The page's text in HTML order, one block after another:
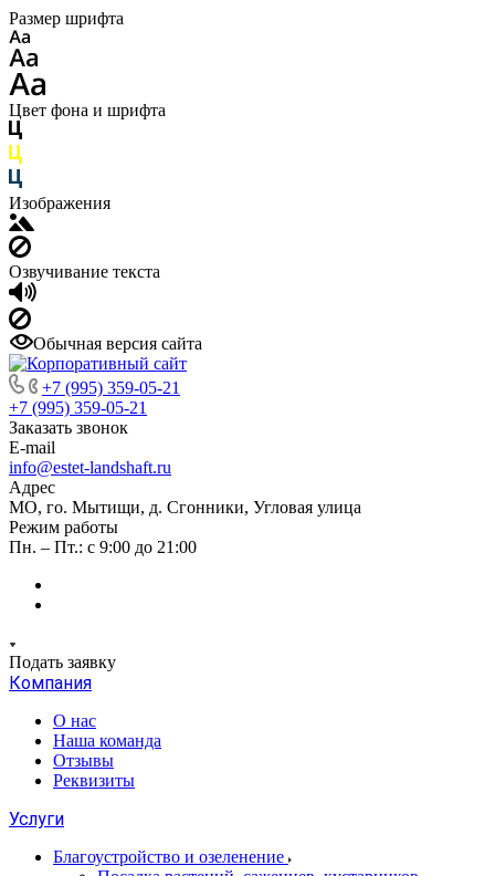
Размер шрифта
Цвет фона и шрифта
Изображения
Озвучивание текста
Обычная версия сайта
+7 (995) 359-05-21
+7 (995) 359-05-21
Заказать звонок
E-mail
info@estet-landshaft.ru
Адрес
МО, го. Мытищи, д. Сгонники, Угловая улица
Режим работы
Пн. – Пт.: с 9:00 до 21:00
Подать заявку
Компания
О нас
Наша команда
Отзывы
Реквизиты
Услуги
Благоустройство и озеленение